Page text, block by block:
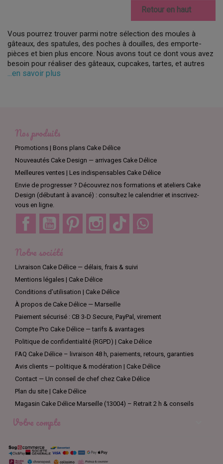
Retour en haut
Vous pourrez trouver parmi notre sélection des moules à
gâteaux, des spatules, des poches à douilles, des emporte-
pièces et bien plus encore. Nous avons tout ce dont vous avez
besoin pour réaliser des gâteaux, cupcakes, tartes, et autres
desserts exceptionnels qui conviennent aux régimes
farines alternatives, des colorants alimentaires naturels et bien
plus encore.
Tous nos produits sont soigneusement sélectionnés pour
garantir la qualité et la traçabilité des ingrédients. Nous
sommes engagés à proposer des options végan et
végétariennes de haute qualité pour tous les amateurs de
pâtisserie.
Que vous soyez un professionnel ou un amateur, vous
trouverez tout ce dont vous avez besoin pour créer des
pâtisseries véganes et végétariennes étonnantes avec notre
sélection de matériel et de matières de qualité supérieure.
Parcourez notre sélection pour trouver les outils et les
ingrédients dont vous avez besoin pour créer des desserts
délicieux et époustouflants.
...en savoir plus
Nos produits
Promotions | Bons plans Cake Délice
Nouveautés Cake Design — arrivages Cake Délice
Meilleures ventes | Les indispensables Cake Délice
Envie de progresser ? Découvrez nos formations et ateliers Cake
Design (débutant à avancé) : consultez le calendrier et inscrivez-
vous en ligne.
Facebook YouTube Pinterest Instagram TikTok
Notre société
Livraison Cake Délice — délais, frais & suivi
Mentions légales | Cake Délice
Conditions d’utilisation | Cake Délice
À propos de Cake Délice — Marseille
Paiement sécurisé : CB 3-D Secure, PayPal, virement
Compte Pro Cake Délice — tarifs & avantages
Politique de confidentialité (RGPD) | Cake Délice
FAQ Cake Délice – livraison 48 h, paiements, retours, garanties
Avis clients — politique & modération | Cake Délice
Contact — Un conseil de chef chez Cake Délice
Plan du site | Cake Délice
Magasin Cake Délice Marseille (13004) – Retrait 2 h & conseils
Votre compte